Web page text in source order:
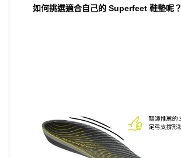
如何挑選適合自己的 Superfeet 鞋墊呢？